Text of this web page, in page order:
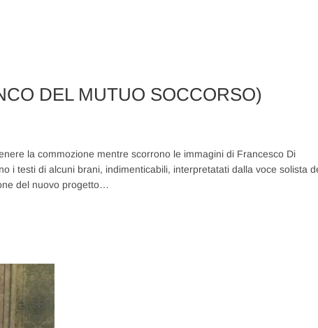
DEL MUTUO SOCCORSO)
la commozione mentre scorrono le immagini di Francesco Di
i testi di alcuni brani, indimenticabili, interpretatati dalla voce solista
del nuovo progetto…